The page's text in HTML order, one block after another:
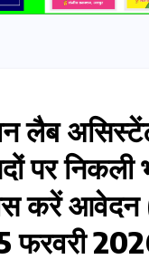
लैब
पर निकली
करें आवेदन
फरवरी